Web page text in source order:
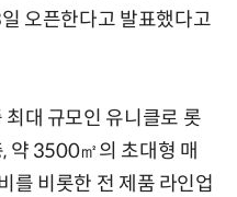
오픈한다고 발표했다고
대 규모인 유니클로 롯
약 3500㎡의 초대형 매
를 비롯한 전 제품 라인업